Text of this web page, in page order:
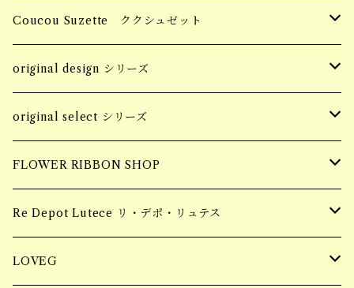
Coucou Suzette ククシュゼット
Hair Clip ヘアクリップ
Socks 靴下
Pins ピンバッジ
Hair Claw ヘアクロー
BIG HAIR CLAW 大きいヘアクロー
original design シリーズ
accessory
piercing
earring
apparel
tops
souvenir
original select シリーズ
accessory
piercing
earring
apparel
tops
Candle
FLOWER RIBBON SHOP
お花柄ステッカー
Re Depot Lutece リ・デポ・リュテス
コッドシートBOX
LOVEG